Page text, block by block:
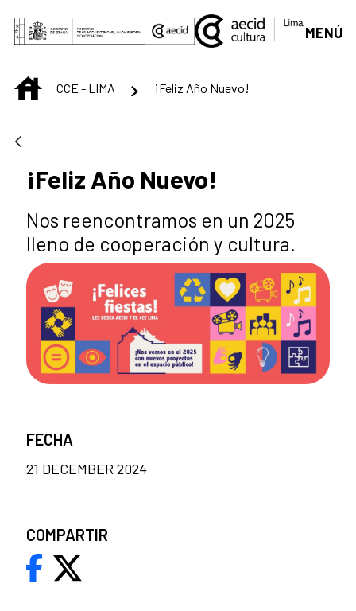
Saut au contenu principal
MENÚ
INICIOCCE - LIMA ¡Feliz Año Nuevo!
¡Feliz Año Nuevo!
Nos reencontramos en un 2025
lleno de cooperación y cultura.
FECHA
21 DECEMBER 2024
COMPARTIR